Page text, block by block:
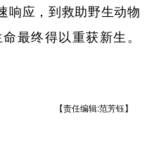
应，到救助野生动物
最终得以重获新生。
【责任编辑:范芳钰】